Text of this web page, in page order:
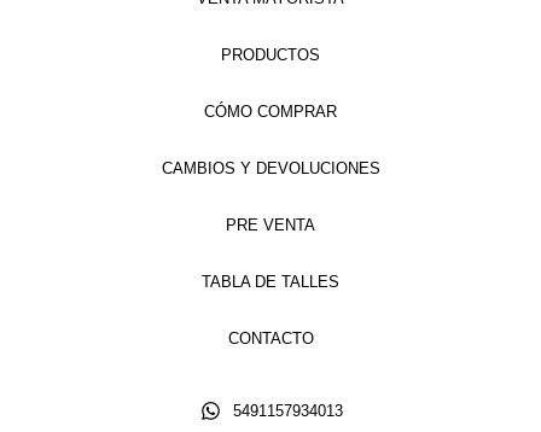
PRODUCTOS
CÓMO COMPRAR
CAMBIOS Y DEVOLUCIONES
PRE VENTA
TABLA DE TALLES
CONTACTO
5491157934013